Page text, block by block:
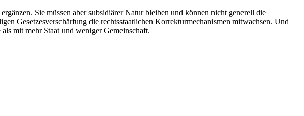
Sie müssen aber subsidiärer Natur bleiben und können nicht generell die
Gesetzesverschärfung die rechtsstaatlichen Korrekturmechanismen mitwachsen. Und
mit mehr Staat und weniger Gemeinschaft.